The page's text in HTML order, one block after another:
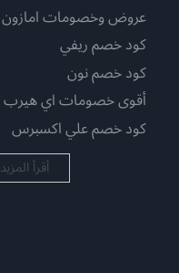
عروض وخصومات امازون
كود خصم ريفي
كود خصم نون
أقوى خصومات اي هيرب
كود خصم علي اكسبرس
أقرأ المزيد